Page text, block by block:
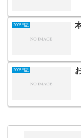
2005日記
2005日記